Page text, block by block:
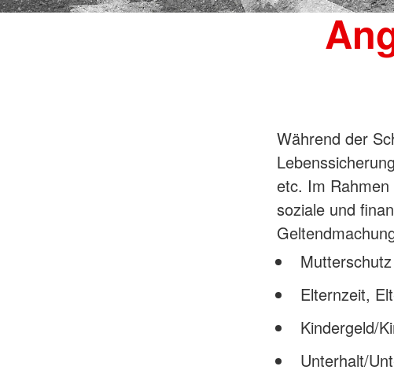
Während der
etc. Im
soziale und
Elternzeit,
Kindergeld/
Unterhalt/